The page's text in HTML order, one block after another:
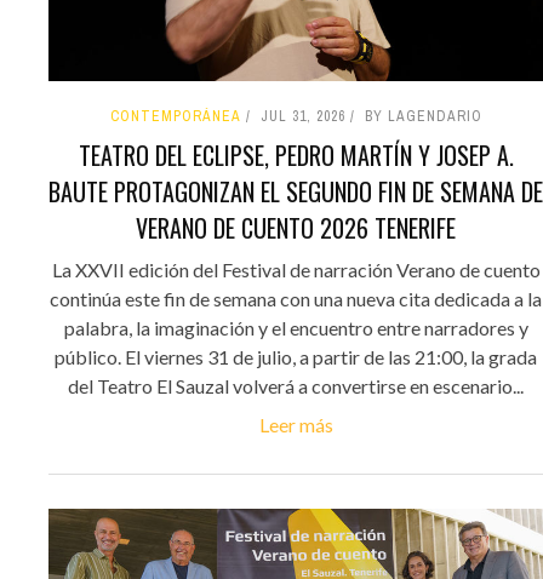
CONTEMPORÁNEA JUL 31, 2026 BY LAGENDARIO
TEATRO DEL ECLIPSE, PEDRO MARTÍN Y JOSEP A.
BAUTE PROTAGONIZAN EL SEGUNDO FIN DE SEMANA DE
VERANO DE CUENTO 2026 TENERIFE
La XXVII edición del Festival de narración Verano de cuento
continúa este fin de semana con una nueva cita dedicada a la
palabra, la imaginación y el encuentro entre narradores y
público. El viernes 31 de julio, a partir de las 21:00, la grada
del Teatro El Sauzal volverá a convertirse en escenario...
Leer más